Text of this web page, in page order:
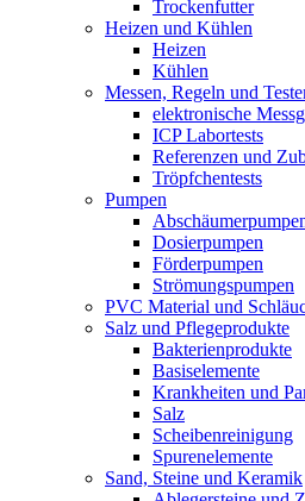
Trockenfutter
Heizen und Kühlen
Heizen
Kühlen
Messen, Regeln und
elektronische
ICP Labortests
Referenzen und
Tröpfchentests
Pumpen
Dosierpumpen
Förderpumpen
Strömungspumpen
PVC Material und
Salz und Pflegeprodukte
Bakterienprodukte
Basiselemente
Krankheiten und
Salz
Scheibenreinigung
Spurenelemente
Sand, Steine und Keramik